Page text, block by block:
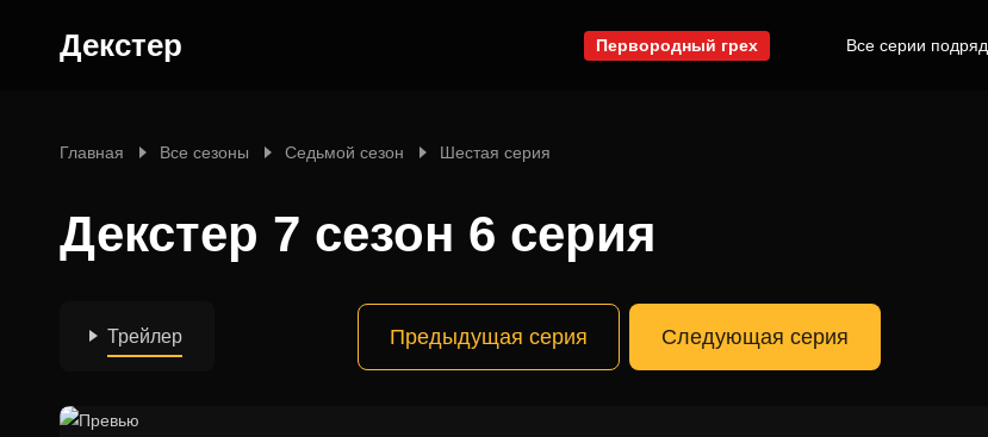
Декстер Первородный грех Все серии подряд
Главная Все сезоны Седьмой сезон Шестая серия
Декстер 7 сезон 6 серия
Трейлер Предыдущая серия Следующая серия